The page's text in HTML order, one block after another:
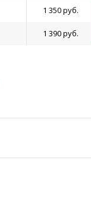
1 350 руб.
1 390 руб.